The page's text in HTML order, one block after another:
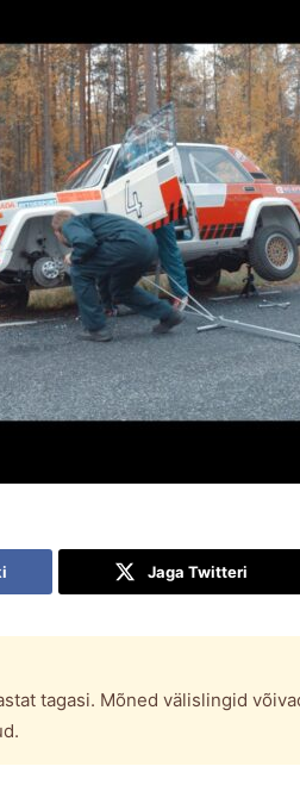
Jaga Twitteri
tagasi. Mõned välislingid